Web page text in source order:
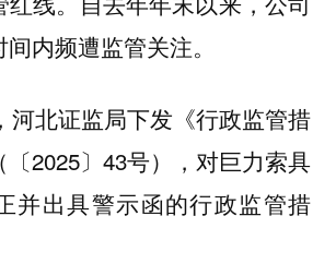
内频遭监管关注。
河北证监局下发《行政监管措
2025〕43号），对巨力索具
并出具警示函的行政监管措